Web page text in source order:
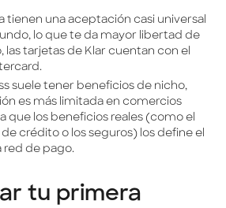
tienen una aceptación casi universal
lo que te da mayor libertad de
las tarjetas de Klar cuentan con el
suele tener beneficios de nicho,
es más limitada en comercios
que los beneficios reales (como el
crédito o los seguros) los define el
red de pago.
tu primera